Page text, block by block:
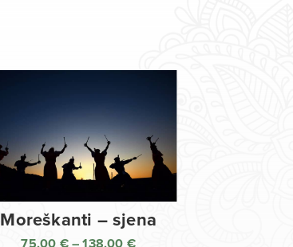
Moreškanti – sjena
75,00 € – 138,00 €